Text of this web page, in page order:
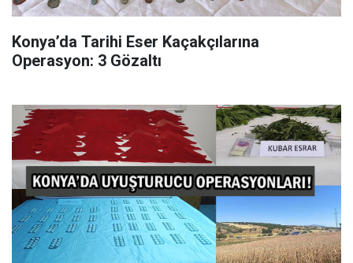
Konya’da Tarihi Eser Kaçakçılarına
Operasyon: 3 Gözaltı